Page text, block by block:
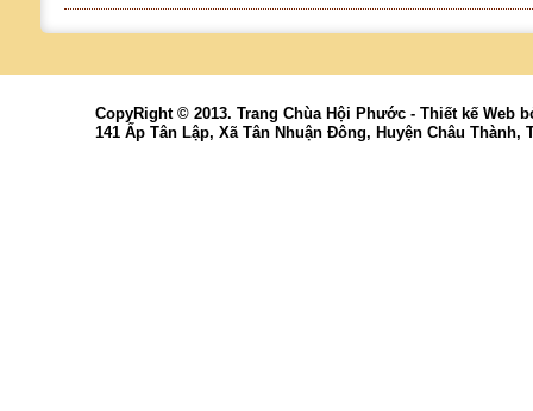
CopyRight © 2013. Trang Chùa Hội Phước - Thiết kế Web
141 Ấp Tân Lập, Xã Tân Nhuận Đông, Huyện Châu Thành,